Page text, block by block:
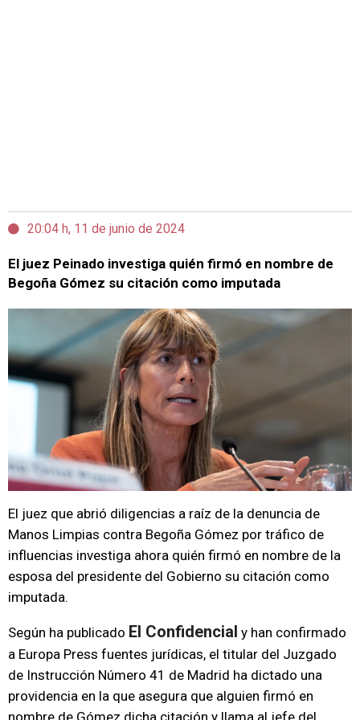
20:04 h, 11 de junio de 2024
El juez Peinado investiga quién firmó en nombre de
Begoña Gómez su citación como imputada
El juez que abrió diligencias a raíz de la denuncia de
Manos Limpias contra Begoña Gómez por tráfico de
influencias investiga ahora quién firmó en nombre de la
esposa del presidente del Gobierno su citación como
imputada.
Según ha publicado El Confidencial y han confirmado
a Europa Press fuentes jurídicas, el titular del Juzgado
de Instrucción Número 41 de Madrid ha dictado una
providencia en la que asegura que alguien firmó en
nombre de Gómez dicha citación y llama al jefe del